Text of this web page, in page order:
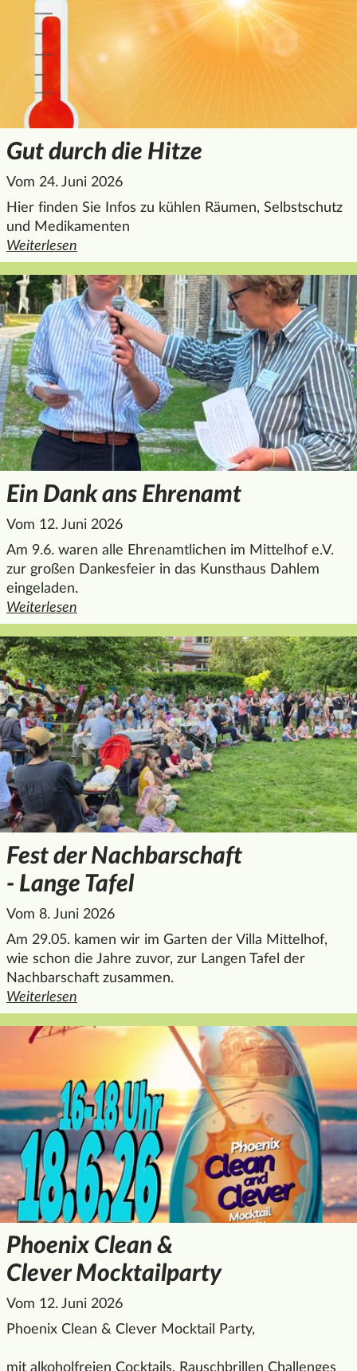
Gut durch die Hitze
Vom 24. Juni 2026
Hier finden Sie Infos zu kühlen Räumen, Selbstschutz
und Medikamenten
Weiterlesen
den ganzen Artikel "Gut durch die Hitze
Ein Dank ans Ehrenamt
Vom 12. Juni 2026
Am 9.6. waren alle Ehrenamtlichen im Mittelhof e.V.
zur großen Dankesfeier in das Kunsthaus Dahlem
eingeladen.
Weiterlesen
den ganzen Artikel "Ein Dank ans Ehrenamt
Fest der Nachbarschaft
- Lange Tafel
Vom 8. Juni 2026
Am 29.05. kamen wir im Garten der Villa Mittelhof,
wie schon die Jahre zuvor, zur Langen Tafel der
Nachbarschaft zusammen.
Weiterlesen
den ganzen Artikel "Fest der Nachbarschaft - Lange Tafel
Phoenix Clean &
Clever Mocktailparty
Vom 12. Juni 2026
Phoenix Clean & Clever Mocktail Party,
mit alkoholfreien Cocktails, Rauschbrillen Challenges